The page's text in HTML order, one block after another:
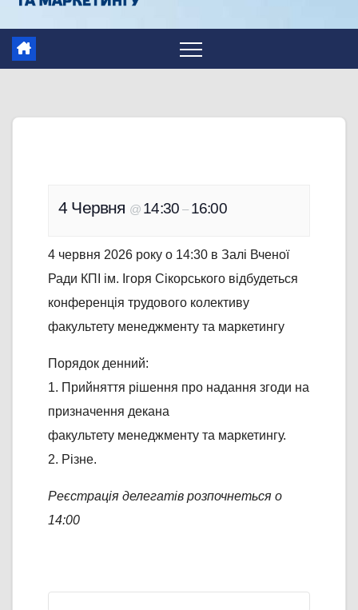
4 Червня @ 14:30– 16:00
4 червня 2026 року о 14:30 в Залі Вченої
Ради КПІ ім. Ігоря Сікорського відбудеться
конференція трудового колективу
факультету менеджменту та маркетингу
Порядок денний:
1. Прийняття рішення про надання згоди на
призначення декана
факультету менеджменту та маркетингу.
2. Різне.
Реєстрація делегатів розпочнеться о
14:00